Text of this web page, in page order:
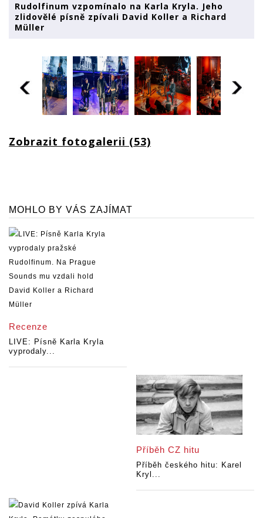
Rudolfinum vzpomínalo na Karla Kryla. Jeho
zlidovělé písně zpívali David Koller a Richard
Müller
Zobrazit fotogalerii (53)
MOHLO BY VÁS ZAJÍMAT
Recenze
LIVE: Písně Karla Kryla
vyprodaly...
Příběh CZ hitu
Příběh českého hitu: Karel
Kryl...